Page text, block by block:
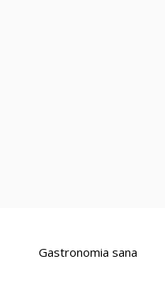
Gastronomia sana